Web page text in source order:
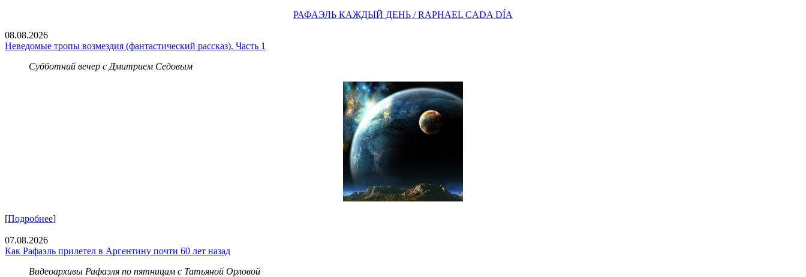
РАФАЭЛЬ КАЖДЫЙ ДЕНЬ / RAPHAEL CADA DÍA
08.08.2026
Неведомые тропы возмездия (фантастический рассказ). Часть 1
Субботний вечер с Дмитрием Седовым
[Подробнее]
07.08.2026
Как Рафаэль прилетел в Аргентину почти 60 лет назад
Видеоархивы Рафаэля по пятницам с Татьяной Орловой